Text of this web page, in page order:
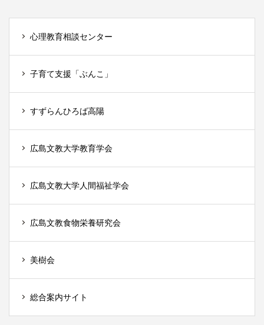
心理教育相談センター
子育て支援「ぶんこ」
すずらんひろば高陽
広島文教大学教育学会
広島文教大学人間福祉学会
広島文教食物栄養研究会
美樹会
総合案内サイト